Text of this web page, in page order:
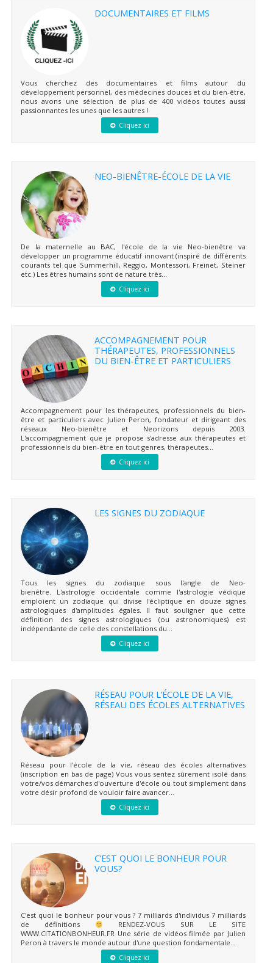
DOCUMENTAIRES ET FILMS
Vous cherchez des documentaires et films autour du
développement personnel, des médecines douces et du bien-être,
nous avons une sélection de plus de 400 vidéos toutes aussi
passionnantes les unes que les autres !
Cliquez ici
NEO-BIENÊTRE-ÉCOLE DE LA VIE
De la maternelle au BAC, l'école de la vie Neo-bienêtre va
développer un programme éducatif innovant (inspiré de différents
courants tel que Summerhill, Reggio, Montessori, Freinet, Steiner
etc.) Les êtres humains sont de nature très...
Cliquez ici
ACCOMPAGNEMENT POUR
THÉRAPEUTES, PROFESSIONNELS
DU BIEN-ÊTRE ET PARTICULIERS
Accompagnement pour les thérapeutes, professionnels du bien-
être et particuliers avec Julien Peron, fondateur et dirigeant des
réseaux Neo-bienêtre et Neorizons depuis 2003.
L'accompagnement que je propose s'adresse aux thérapeutes et
professionnels du bien-être en tout genres, thérapeutes...
Cliquez ici
LES SIGNES DU ZODIAQUE
Tous les signes du zodiaque sous l'angle de Neo-
bienêtre. L'astrologie occidentale comme l'astrologie védique
emploient un zodiaque qui divise l'écliptique en douze signes
astrologiques d'amplitudes égales. Il faut souligner que cette
définition des signes astrologiques (ou astronomiques) est
indépendante de celle des constellations du...
Cliquez ici
RÉSEAU POUR L’ÉCOLE DE LA VIE,
RÉSEAU DES ÉCOLES ALTERNATIVES
Réseau pour l'école de la vie, réseau des écoles alternatives
(inscription en bas de page) Vous vous sentez sûrement isolé dans
votre/vos démarches d'ouverture d'école ou tout simplement dans
votre désir profond de vouloir faire avancer...
Cliquez ici
C’EST QUOI LE BONHEUR POUR
VOUS?
C'est quoi le bonheur pour vous ? 7 milliards d'individus 7 milliards
de définitions
RENDEZ-VOUS SUR LE SITE
WWW.CITATIONBONHEUR.FR Une série de vidéos filmée par Julien
Peron à travers le monde autour d'une question fondamentale...
Cliquez ici